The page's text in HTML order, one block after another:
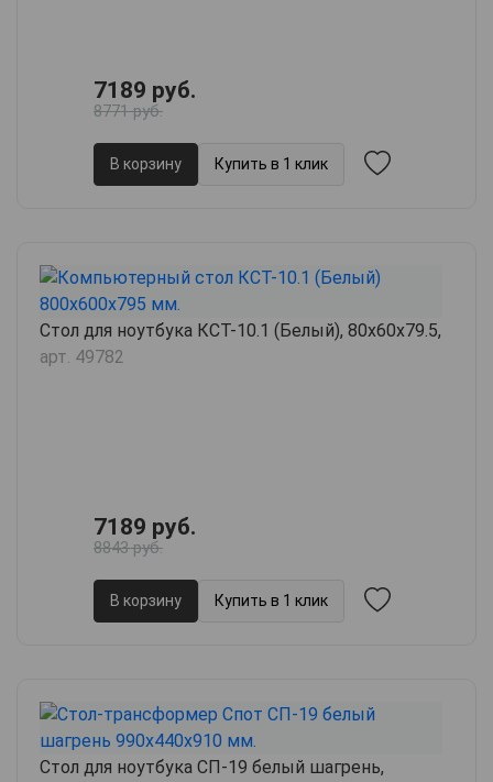
7189 руб.
8771 руб.
В корзину Купить в 1 клик
Стол для ноутбука КСТ-10.1 (Белый), 80х60х79.5,
арт. 49782
7189 руб.
8843 руб.
В корзину Купить в 1 клик
Стол для ноутбука СП-19 белый шагрень,